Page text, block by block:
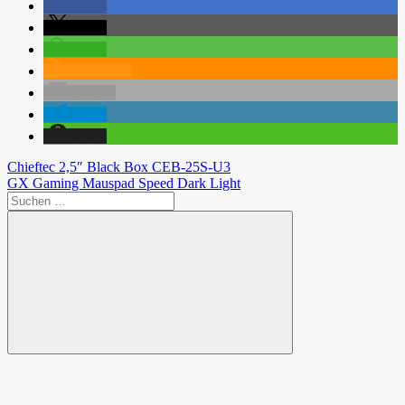
Beitragsnavigation
Vorheriger
Beitrag:
Chieftec 2,5″ Black Box CEB-25S-U3
Nächster
Beitrag:
GX Gaming Mauspad Speed Dark Light
Suchen
nach:
Suchen